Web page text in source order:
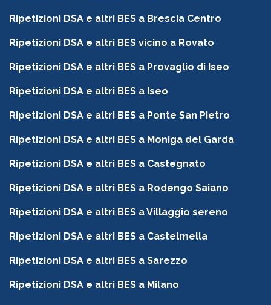
Ripetizioni DSA e altri BES a Brescia Centro
Ripetizioni DSA e altri BES vicino a Rovato
Ripetizioni DSA e altri BES a Provaglio di Iseo
Ripetizioni DSA e altri BES a Iseo
Ripetizioni DSA e altri BES a Ponte San Pietro
Ripetizioni DSA e altri BES a Moniga del Garda
Ripetizioni DSA e altri BES a Castegnato
Ripetizioni DSA e altri BES a Rodengo Saiano
Ripetizioni DSA e altri BES a Villaggio sereno
Ripetizioni DSA e altri BES a Castelmella
Ripetizioni DSA e altri BES a Sarezzo
Ripetizioni DSA e altri BES a Milano